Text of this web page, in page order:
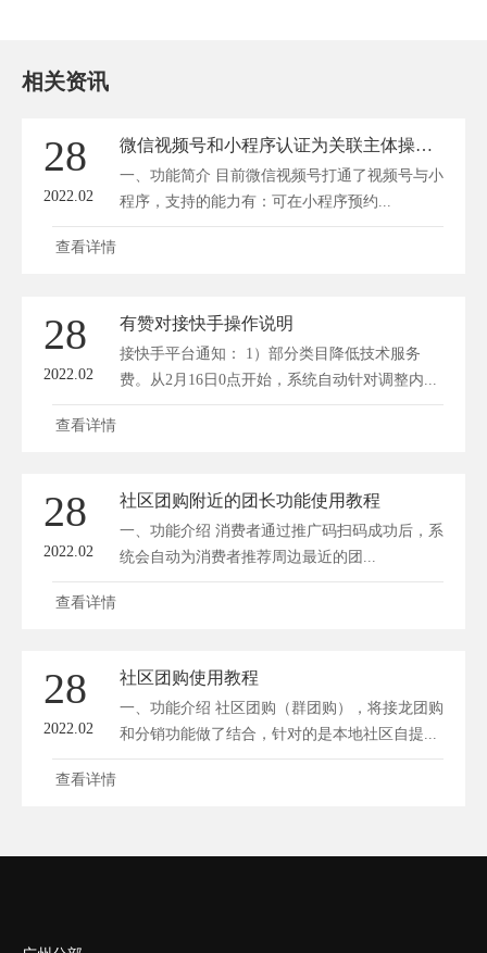
相关资讯
28
2022.02
微信视频号和小程序认证为关联主体操作说明
一、功能简介 目前微信视频号打通了视频号与小
程序，支持的能力有：可在小程序预约...
查看详情
28
2022.02
有赞对接快手操作说明
接快手平台通知： 1）部分类目降低技术服务
费。从2月16日0点开始，系统自动针对调整内...
查看详情
28
2022.02
社区团购附近的团长功能使用教程
一、功能介绍 消费者通过推广码扫码成功后，系
统会自动为消费者推荐周边最近的团...
查看详情
28
2022.02
社区团购使用教程
一、功能介绍 社区团购（群团购），将接龙团购
和分销功能做了结合，针对的是本地社区自提...
查看详情